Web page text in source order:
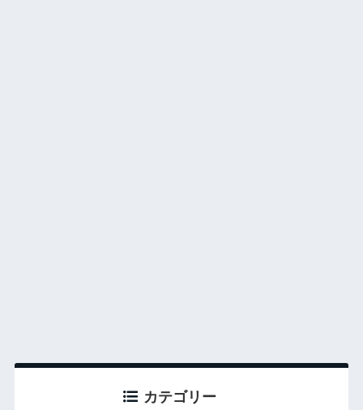
カテゴリー